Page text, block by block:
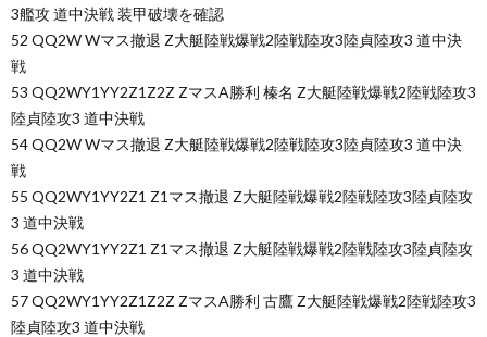
3艦攻 道中決戦 装甲破壊を確認
52 QQ2W Wマス撤退 Z大艇陸戦爆戦2陸戦陸攻3陸貞陸攻3 道中決
戦
53 QQ2WY1YY2Z1Z2Z ZマスA勝利 榛名 Z大艇陸戦爆戦2陸戦陸攻3
陸貞陸攻3 道中決戦
54 QQ2W Wマス撤退 Z大艇陸戦爆戦2陸戦陸攻3陸貞陸攻3 道中決
戦
55 QQ2WY1YY2Z1 Z1マス撤退 Z大艇陸戦爆戦2陸戦陸攻3陸貞陸攻
3 道中決戦
56 QQ2WY1YY2Z1 Z1マス撤退 Z大艇陸戦爆戦2陸戦陸攻3陸貞陸攻
3 道中決戦
57 QQ2WY1YY2Z1Z2Z ZマスA勝利 古鷹 Z大艇陸戦爆戦2陸戦陸攻3
陸貞陸攻3 道中決戦